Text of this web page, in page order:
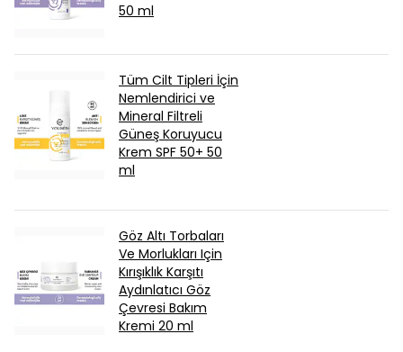
50 ml
Tüm Cilt Tipleri İçin
Nemlendirici ve
Mineral Filtreli
Güneş Koruyucu
Krem SPF 50+ 50
ml
Göz Altı Torbaları
Ve Morlukları Için
Kırışıklık Karşıtı
Aydınlatıcı Göz
Çevresi Bakım
Kremi 20 ml